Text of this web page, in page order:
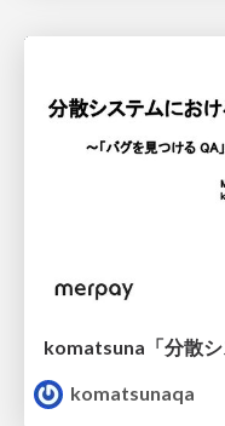
komatsuna「分散シ
komatsunaqa